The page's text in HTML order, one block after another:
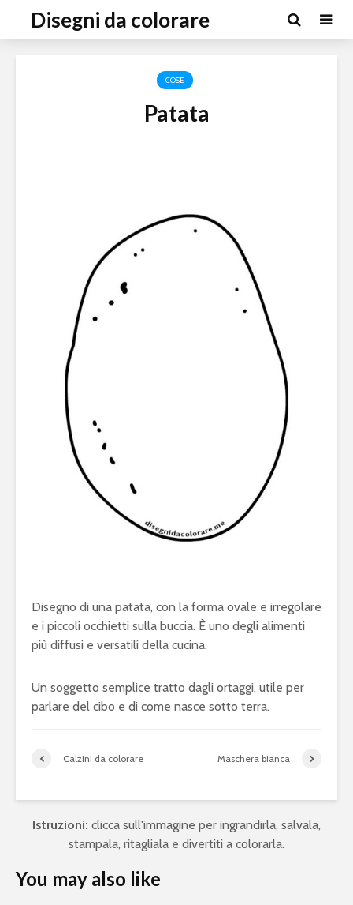
Disegni da colorare
COSE
Patata
Disegno di una patata, con la forma ovale e irregolare
e i piccoli occhietti sulla buccia. È uno degli alimenti
più diffusi e versatili della cucina.
Un soggetto semplice tratto dagli ortaggi, utile per
parlare del cibo e di come nasce sotto terra.
Calzini da colorare Maschera bianca
Istruzioni: clicca sull'immagine per ingrandirla, salvala,
stampala, ritagliala e divertiti a colorarla.
You may also like